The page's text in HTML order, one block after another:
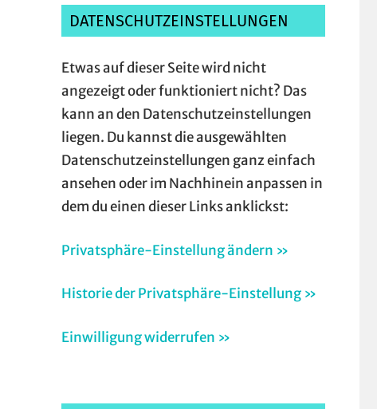
DATENSCHUTZEINSTELLUNGEN
Etwas auf dieser Seite wird nicht
angezeigt oder funktioniert nicht? Das
kann an den Datenschutzeinstellungen
liegen. Du kannst die ausgewählten
Datenschutzeinstellungen ganz einfach
ansehen oder im Nachhinein anpassen in
dem du einen dieser Links anklickst:
Privatsphäre-Einstellung ändern »
Historie der Privatsphäre-Einstellung »
Einwilligung widerrufen »